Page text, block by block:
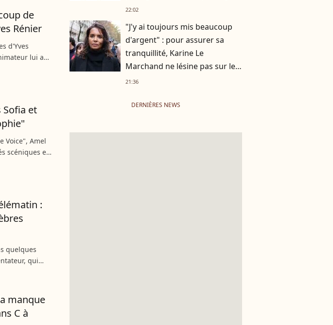
de
Rénier
d'Yves
lui a
au public
Sofia et
Voice", Amel
scéniques et
avoir créé
:
quelques
qui
ans, va
manque
C à
avec sa fille Valentine au
22:02
"J'y ai toujours mis beaucoup
d'argent" : pour assurer sa
tranquillité, Karine Le
Marchand ne lésine pas sur les
moyens
21:36
DERNIÈRES NEWS